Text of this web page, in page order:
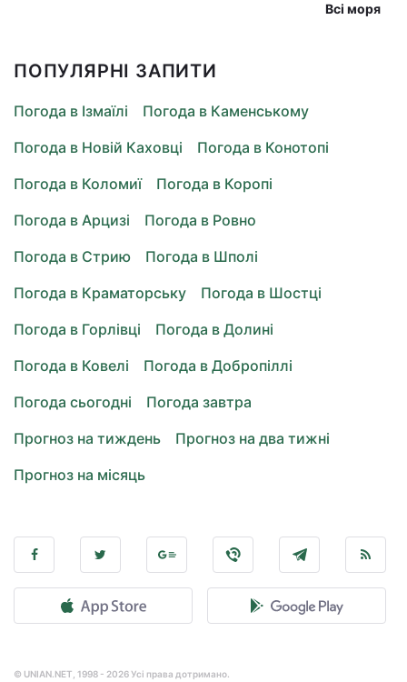
Всі моря
ПОПУЛЯРНІ ЗАПИТИ
Погода в Ізмаїлі
Погода в Каменському
Погода в Новій Каховці
Погода в Конотопі
Погода в Коломиї
Погода в Коропі
Погода в Арцизі
Погода в Ровно
Погода в Стрию
Погода в Шполі
Погода в Краматорську
Погода в Шостці
Погода в Горлівці
Погода в Долині
Погода в Ковелі
Погода в Добропіллі
Погода сьогодні
Погода завтра
Прогноз на тиждень
Прогноз на два тижні
Прогноз на місяць
© UNIAN.NET, 1998 - 2026 Усі права дотримано.